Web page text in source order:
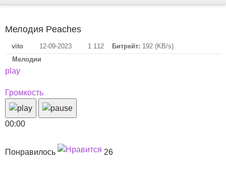
Мелодия Peaches
vito 12-09-2023 1 112 Битрейт: 192 (KB/s)
Мелодии
play
Громкость
00:00
Понравилось 26